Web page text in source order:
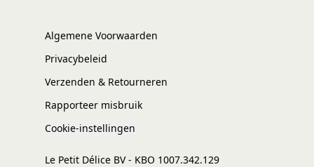
Algemene Voorwaarden
Privacybeleid
Verzenden & Retourneren
Rapporteer misbruik
Cookie-instellingen
Le Petit Délice BV - KBO 1007.342.129